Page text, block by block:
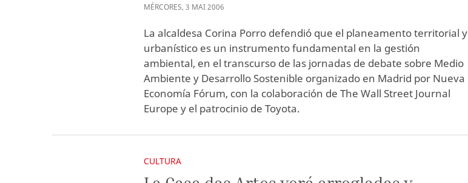
MÉRCORES,3 MAI2006
La alcaldesa Corina Porro defendió que el planeamento territorial y
urbanístico es un instrumento fundamental en la gestión
ambiental, en el transcurso de las jornadas de debate sobre Medio
Ambiente y Desarrollo Sostenible organizado en Madrid por Nueva
Economía Fórum, con la colaboración de The Wall Street Journal
Europe y el patrocinio de Toyota.
CULTURA